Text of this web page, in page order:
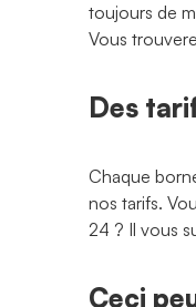
toujours de
Vous
Des
Chaque
nos tarifs.
24 ? Il vous
Ceci